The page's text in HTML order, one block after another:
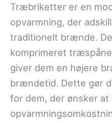
Træbriketter er en
opvarmning, der
traditionelt brænde.
komprimeret
giver dem en højere
brændetid. Dette gør
for dem, der ønsker